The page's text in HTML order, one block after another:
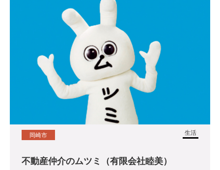
生活
岡崎市
不動産仲介のムツミ（有限会社睦美）